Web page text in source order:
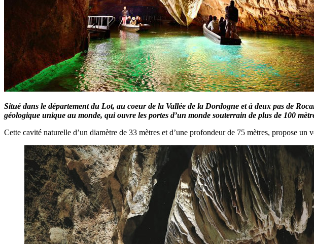
Situé dans le département du Lot, au coeur de la Vallée de la Dordogne et à deux pas de
géologique unique au monde, qui ouvre les portes d’un monde souterrain de plus de 100
Cette cavité naturelle d’un diamètre de 33 mètres et d’une profondeur de 75 mètres, propose un